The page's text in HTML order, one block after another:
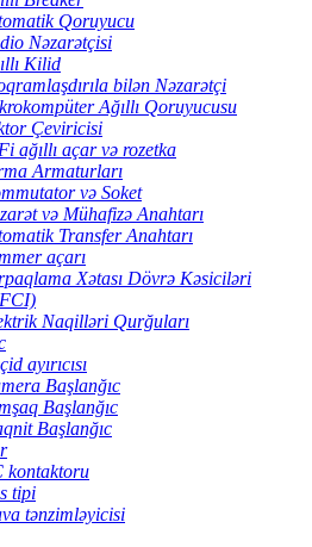
Qoruyucu
Nəzarətçisi
Kilid
bilən Nəzarətçi
Ağıllı Qoruyucusu
Çeviricisi
ağıllı açar və rozetka
Armaturları
və Soket
və Mühafizə Anahtarı
Transfer Anahtarı
açarı
Xətası Dövrə Kəsiciləri
Naqilləri Qurğuları
ayırıcısı
Başlanğıc
Başlanğıc
Başlanğıc
kontaktoru
tipi
tənzimləyicisi